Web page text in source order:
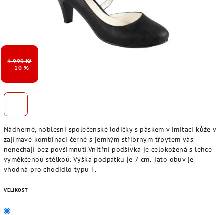
Nádherné, noblesní společenské lodičky s páskem v imitaci kůže v
zajímavé kombinaci černé s jemným stříbrným třpytem vás
nenechají bez povšimnutí.Vnitřní podšívka je celokožená s lehce
vyměkčenou stélkou. Výška podpatku je 7 cm. Tato obuv je
vhodná pro chodidlo typu F.
VELIKOST
1 999 Kč
–10 %